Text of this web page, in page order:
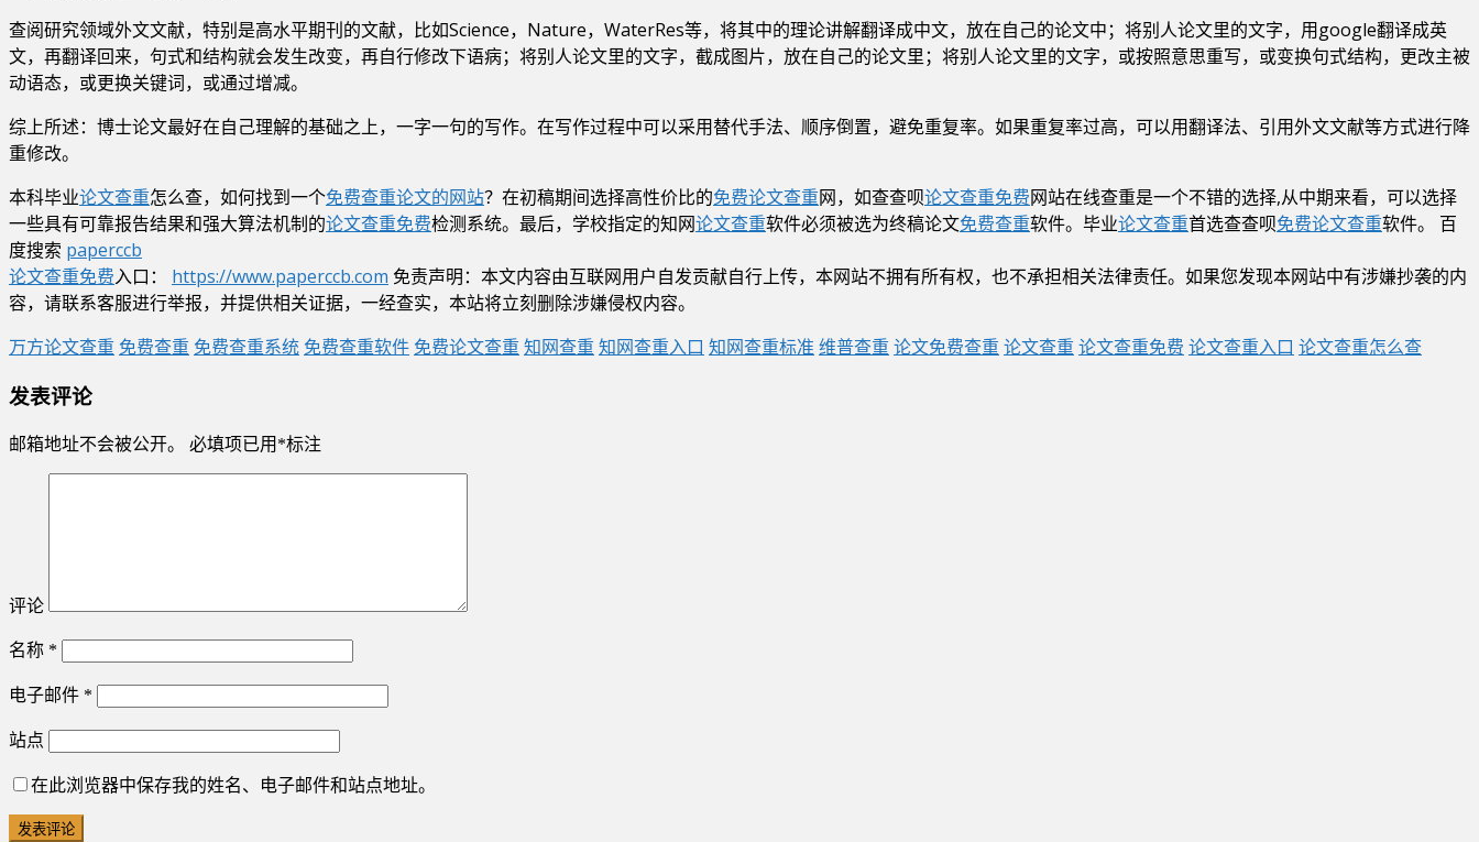
查阅研究领域外文文献，特别是高水平期刊的文献，比如Science，Nature，WaterRes等，将其中的理论讲解翻译成中文，放在自己的论文中；将别人论文里的文字，用google翻译成英
文，再翻译回来，句式和结构就会发生改变，再自行修改下语病；将别人论文里的文字，截成图片，放在自己的论文里；将别人论文里的文字，或按照意思重写，或变换句式结构，更改主被
动语态，或更换关键词，或通过增减。
综上所述：博士论文最好在自己理解的基础之上，一字一句的写作。在写作过程中可以采用替代手法、顺序倒置，避免重复率。如果重复率过高，可以用翻译法、引用外文文献等方式进行降
重修改。
本科毕业论文查重怎么查，如何找到一个免费查重论文的网站？在初稿期间选择高性价比的免费论文查重网，如查查呗论文查重免费网站在线查重是一个不错的选择,从中期来看，可以选择
一些具有可靠报告结果和强大算法机制的论文查重免费检测系统。最后，学校指定的知网论文查重软件必须被选为终稿论文免费查重软件。毕业论文查重首选查查呗免费论文查重软件。 百
度搜索 paperccb
论文查重免费入口： https://www.paperccb.com 免责声明：本文内容由互联网用户自发贡献自行上传，本网站不拥有所有权，也不承担相关法律责任。如果您发现本网站中有涉嫌抄袭的内
容，请联系客服进行举报，并提供相关证据，一经查实，本站将立刻删除涉嫌侵权内容。
万方论文查重 免费查重 免费查重系统 免费查重软件 免费论文查重 知网查重 知网查重入口 知网查重标准 维普查重 论文免费查重 论文查重 论文查重免费 论文查重入口 论文查重怎么查
发表评论
邮箱地址不会被公开。 必填项已用 *标注
评论
名称 *
电子邮件 *
站点
在此浏览器中保存我的姓名、电子邮件和站点地址。